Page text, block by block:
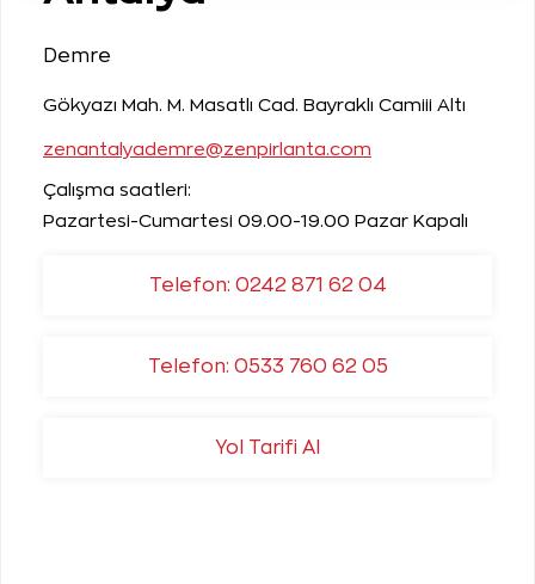
Demre
Gökyazı Mah. M. Masatlı Cad. Bayraklı Camiii Altı
zenantalyademre@zenpirlanta.com
Çalışma saatleri:
Pazartesi-Cumartesi 09.00-19.00 Pazar Kapalı
Telefon: 0242 871 62 04
Telefon: 0533 760 62 05
Yol Tarifi Al